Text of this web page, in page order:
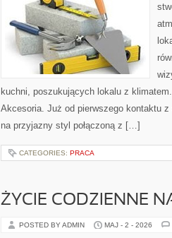
kuchni, poszukujących lokalu z
Akcesoria. Już od pierwszego kontaktu
na przyjazny styl połączoną z […]
CATEGORIES: PRACA
ŻYCIE CODZIENNE
POSTED BY ADMIN MAJ - 2 - 2026